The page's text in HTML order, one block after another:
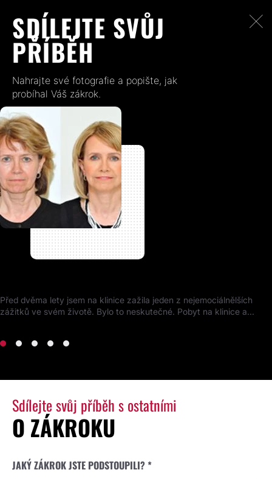
SDÍLEJTE SVŮJ
PŘÍBĚH
Nahrajte své fotografie a popište, jak
probíhal Váš zákrok.
Před dvěma lety jsem na klinice zažila jeden z nejemociálnělších
zážitků ve svém životě. Bylo to neskutečné. Pobyt na klinice a...
Sdílejte svůj příběh s ostatními
O ZÁKROKU
JAKÝ ZÁKROK JSTE PODSTOUPILI? *